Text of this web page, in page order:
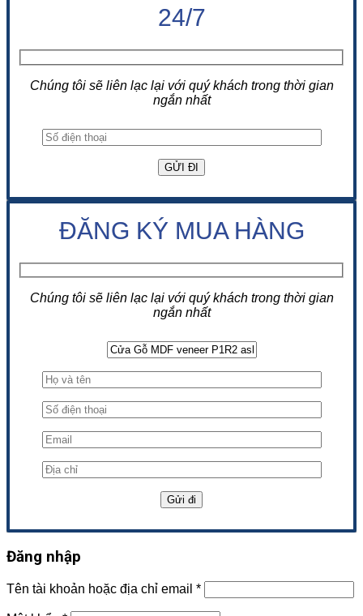
24/7
Chúng tôi sẽ liên lạc lại với quý khách trong thời gian
ngắn nhất
ĐĂNG KÝ MUA HÀNG
Chúng tôi sẽ liên lạc lại với quý khách trong thời gian
ngắn nhất
Đăng nhập
Tên tài khoản hoặc địa chỉ email *